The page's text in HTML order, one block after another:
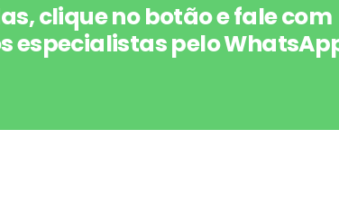
clique no botão e fale com
especialistas pelo